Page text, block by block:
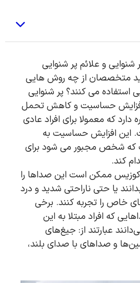
شنوایی و علائم پر شنوایی
متخصصان از چه روش هایی
استفاده می کنند؟ پر شنوایی
افزایش حساسیت و کاهش تحمل
دارد که معمولا برای افراد عادی
این افزایش حساسیت به
که شخص مجبور می شود برای
کند.
ممکن است این صداها را
یا حتی ناراحتی شدید و درد
خاص را تجربه کنند. برخی
که افراد مبتلا به این
عبارتند از: جیغ‌های
و صداهای با صدای بلند،